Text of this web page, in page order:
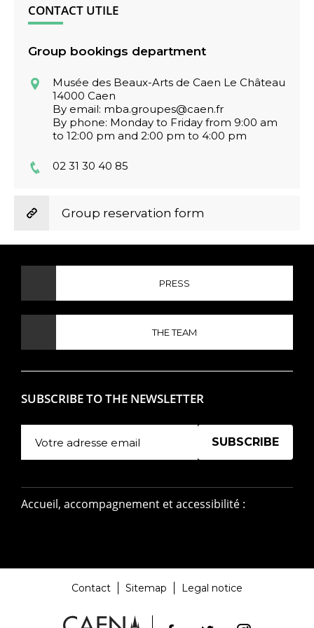
CONTACT UTILE
Group bookings department
Musée des Beaux-Arts de Caen Le Château
14000 Caen
By email: mba.groupes@caen.fr
By phone: Monday to Friday from 9:00 am
to 12:00 pm and 2:00 pm to 4:00 pm
02 31 30 40 85
Group reservation form
PRESS
THE TEAM
SUBSCRIBE TO THE NEWSLETTER
Accueil, accompagnement et accessibilité :
Contact Sitemap Legal notice